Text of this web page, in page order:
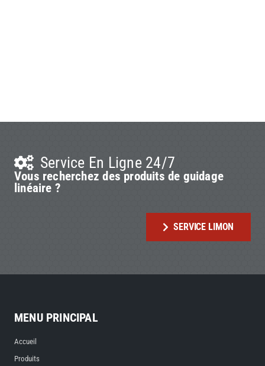
Service En Ligne 24/7
Vous recherchez des produits de guidage
linéaire ?
SERVICE LIMON
MENU PRINCIPAL
Accueil
Produits